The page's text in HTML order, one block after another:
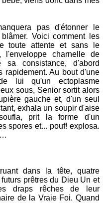
pas d'étonner le
Voici comment les
toute attente et sans le
l'enveloppe charnelle de
consistance, d'abord
rapidement. Au bout d'une
lui qu'un ectoplasme
sous, Senior sortit alors
gauche et, d'un seul
exhala un soupir d'aise
prit la forme d'un
spores et... pouf! explosa.
dans la tête, quatre
prêtres du Dieu Un et
draps rêches de leur
de la Vraie Foi. Quand